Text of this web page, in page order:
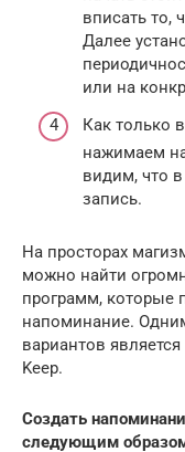
вписать то,
Далее
или на
Как только
нажимаем
видим, что
запись.
На просторах
можно найти
программ, которые
напоминание.
вариантов
Keep.
Создать
следующим